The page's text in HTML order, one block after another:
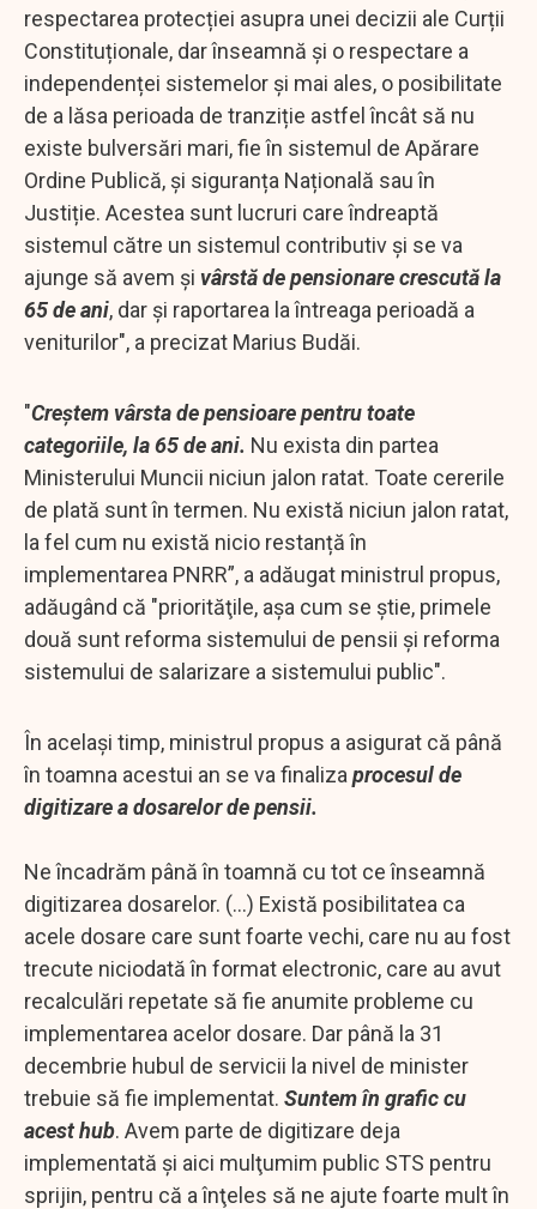
respectarea protecției asupra unei decizii ale Curții
Constituționale, dar înseamnă și o respectare a
independenței sistemelor și mai ales, o posibilitate
de a lăsa perioada de tranziție astfel încât să nu
existe bulversări mari, fie în sistemul de Apărare
Ordine Publică, și siguranța Națională sau în
Justiție. Acestea sunt lucruri care îndreaptă
sistemul către un sistemul contributiv și se va
ajunge să avem și vârstă de pensionare crescută la
65 de ani, dar și raportarea la întreaga perioadă a
veniturilor", a precizat Marius Budăi.
"Creștem vârsta de pensioare pentru toate
categoriile, la 65 de ani. Nu exista din partea
Ministerului Muncii niciun jalon ratat. Toate cererile
de plată sunt în termen. Nu există niciun jalon ratat,
la fel cum nu există nicio restanță în
implementarea PNRR”, a adăugat ministrul propus,
adăugând că "priorităţile, aşa cum se ştie, primele
două sunt reforma sistemului de pensii şi reforma
sistemului de salarizare a sistemului public".
În același timp, ministrul propus a asigurat că până
în toamna acestui an se va finaliza procesul de
digitizare a dosarelor de pensii.
Ne încadrăm până în toamnă cu tot ce înseamnă
digitizarea dosarelor. (...) Există posibilitatea ca
acele dosare care sunt foarte vechi, care nu au fost
trecute niciodată în format electronic, care au avut
recalculări repetate să fie anumite probleme cu
implementarea acelor dosare. Dar până la 31
decembrie hubul de servicii la nivel de minister
trebuie să fie implementat. Suntem în grafic cu
acest hub. Avem parte de digitizare deja
implementată şi aici mulţumim public STS pentru
sprijin, pentru că a înţeles să ne ajute foarte mult în